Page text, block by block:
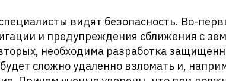
видят безопасность. Во-
и предупреждения сближения с
необходима разработка
сложно удаленно взломать и,